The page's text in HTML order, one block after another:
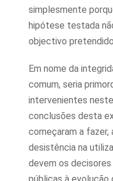
simplesmente
hipótese testada
objectivo pretendido.
Em nome da
comum, seria
intervenientes
conclusões desta
começaram a fazer,
desistência na
devem os